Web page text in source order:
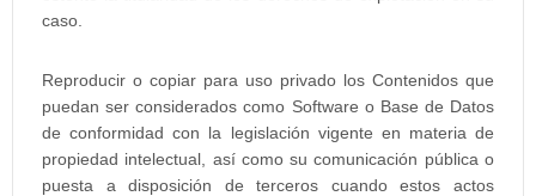
caso.
Reproducir o copiar para uso privado los Contenidos que
puedan ser considerados como Software o Base de Datos
de conformidad con la legislación vigente en materia de
propiedad intelectual, así como su comunicación pública o
puesta a disposición de terceros cuando estos actos